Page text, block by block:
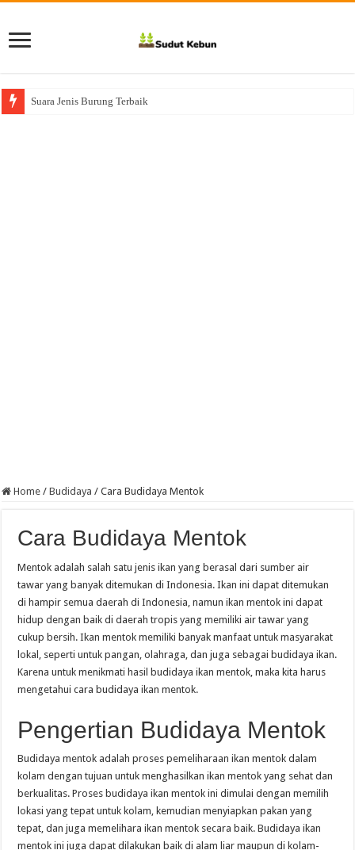
Suara Jenis Burung Terbaik
Home / Budidaya / Cara Budidaya Mentok
Cara Budidaya Mentok
Mentok adalah salah satu jenis ikan yang berasal dari sumber air
tawar yang banyak ditemukan di Indonesia. Ikan ini dapat ditemukan
di hampir semua daerah di Indonesia, namun ikan mentok ini dapat
hidup dengan baik di daerah tropis yang memiliki air tawar yang
cukup bersih. Ikan mentok memiliki banyak manfaat untuk masyarakat
lokal, seperti untuk pangan, olahraga, dan juga sebagai budidaya ikan.
Karena untuk menikmati hasil budidaya ikan mentok, maka kita harus
mengetahui cara budidaya ikan mentok.
Pengertian Budidaya Mentok
Budidaya mentok adalah proses pemeliharaan ikan mentok dalam
kolam dengan tujuan untuk menghasilkan ikan mentok yang sehat dan
berkualitas. Proses budidaya ikan mentok ini dimulai dengan memilih
lokasi yang tepat untuk kolam, kemudian menyiapkan pakan yang
tepat, dan juga memelihara ikan mentok secara baik. Budidaya ikan
mentok ini juga dapat dilakukan baik di alam liar maupun di kolam-